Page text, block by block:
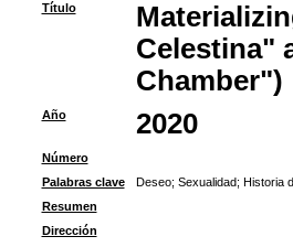
Título
Celestina"
Chamber")
Año 2020
Número
Palabras clave
Deseo; Sexualidad; Historia
Resumen
Dirección